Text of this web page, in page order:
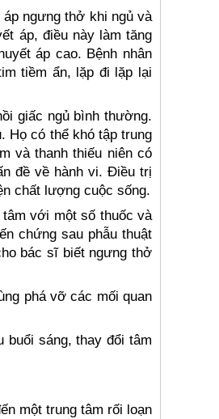
ngưng thở khi ngủ và
áp, điều này làm tăng
áp cao. Bệnh nhân
tiềm ẩn, lặp đi lặp lại
giấc ngủ bình thường.
Họ có thể khó tập trung
và thanh thiếu niên có
đề về hành vi. Điều trị
chất lượng cuộc sống.
với một số thuốc và
chứng sau phẫu thuật
bác sĩ biết ngưng thở
phá vỡ các mối quan
sáng, thay đổi tâm
một trung tâm rối loạn